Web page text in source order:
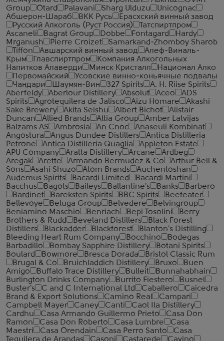
Group
Otard Palavani Sharg Ulduzu
Unicognac
Абшерон-Шараб
ВКК Русь
Ерасхский винный завод
Русский Алкоголь (Руст Россия)
Татспиртпром
Ascaneli
Bagrat Group Dobbe Fontagard
Hardy
Mrganush
Pierre Croizet
Samarkand-Zhomboy Sharob
Tiffon
Авшарский винный завод
Алеф-Виналь-
Крым
Главспиртпром
Компания Алкогольных
Напитков Алаверди
Минск Кристалл
Национал Алко
Первомайский
Усовские винно-коньячные подвалы
Чандари
Шаумян-Вин 327 Spirits
A. H. Riise Spirits
Aberfeldy
Aberlour Distillery Absolut Aceo
ADS
Spirits
Agrotequilera de Jalisco Aizu Homare
Akashi
Sake Brewery
Akita Seishu Albert Bichot
Alistair
Duncan
Allied Brands Altia Group
Amber Latvijas
Balzams AS
Ambrosia An Cnoc
Anaseuli Kombinat
Angostura
Angus Dundee Distillers
Antica Distilleria
Petrone
Antica Distilleria Quaglia
Appleton Estate
APU Company
Aratta Distillery Arcane
Ardbeg
Aregak
Arette Armando Bermudez & Co
Arthur Bell &
Sons
Asahi Shuzo Atom Brands
Auchentoshan
Audemus Spirits
Bacardi Limited
Bacardi Martini
Bacchus
Bagots Baileys Ballantine's Banks
Barbero
Bardinet
Bareksten Spirits BBC Spirits
Beefeater
Bellevoye
Beluga Group Belvedere
Belvingroup
Beniamino Maschio
Benriach Bepi Tosolini
Berry
Brothers & Rudd
Beveland Distillers
Black Forest
Distillers
Blackadder Blackforest
Blanton's Distilling
Bleeding Heart Rum Company
Bocchino
Bodegas
Barbadillo
Bombay Sapphire Distillery
Botani Spirits
Boulard
Bowmore Bresca Dorada
Bristol Classic Rum
Brugal & Co
Bruichladdich Distillery Bruxo
Buen
Amigo
Buffalo Trace Distillery Bulleit
Bunnahabhain
Burlington Drinks Company
Burrito Fiestero
Busnel
Buster's
C and C International Ltd Caballero
Caicedra
Brand & Export Solutions
Camino Real
Campari
Campbell Mayer
Caney Canti
Caol Ila Distillery
Cardhu
Casa Armando Guillermo Prieto
Casa Don
Ramon
Casa Don Roberto Casa Lumbre
Casa
Maestri
Casa Orendain Casa Perro Santo
Casa